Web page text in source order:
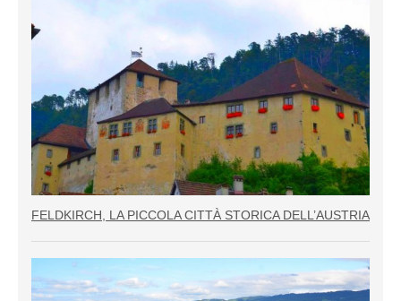
FELDKIRCH, LA PICCOLA CITTÀ STORICA DELL’AUSTRIA